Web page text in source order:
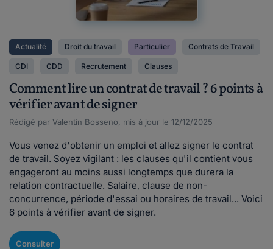
Actualité Droit du travail Particulier Contrats de Travail
CDI CDD Recrutement Clauses
Comment lire un contrat de travail ? 6 points à
vérifier avant de signer
Rédigé par Valentin Bosseno, mis à jour le 12/12/2025
Vous venez d'obtenir un emploi et allez signer le contrat
de travail. Soyez vigilant : les clauses qu'il contient vous
engageront au moins aussi longtemps que durera la
relation contractuelle. Salaire, clause de non-
concurrence, période d'essai ou horaires de travail... Voici
6 points à vérifier avant de signer.
Consulter